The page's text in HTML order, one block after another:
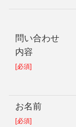
問い合わせ
内容
[必須]
お名前
[必須]